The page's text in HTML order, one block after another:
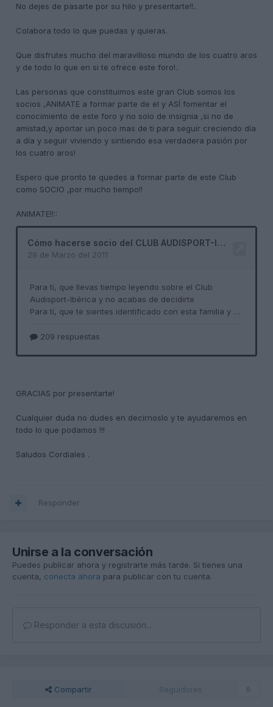
No dejes de pasarte por su hilo y presentarte!!..
Colabora todo lo que puedas y quieras.
Que disfrutes mucho del maravilloso mundo de los cuatro aros
y de todo lo que en si te ofrece este foro!..
Las personas que constituimos este gran Club somos los
socios ,ANIMATE a formar parte de el y ASÍ fomentar el
conocimiento de este foro y no solo de insignia ,si no de
amistad,y aportar un poco mas de ti para seguir creciendo día
a día y seguir viviendo y sintiendo esa verdadera pasión por
los cuatro aros!
Espero que pronto te quedes a formar parte de este Club
como SOCIO ,por mucho tiempo!!
ANIMATE!!::
GRACIAS por presentarte!
Cualquier duda no dudes en decirnoslo y te ayudaremos en
todo lo que podamos !!!
Saludos Cordiales .
Responder
Unirse a la conversación
Puedes publicar ahora y registrarte más tarde. Si tienes una
cuenta, conecta ahora para publicar con tu cuenta.
Responder a esta discusión...
Compartir Seguidores 0